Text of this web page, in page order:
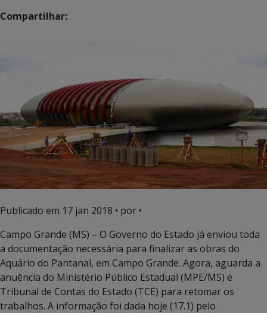
Compartilhar:
Publicado em 17 jan 2018 • por •
Campo Grande (MS) – O Governo do Estado já enviou toda
a documentação necessária para finalizar as obras do
Aquário do Pantanal, em Campo Grande. Agora, aguarda a
anuência do Ministério Público Estadual (MPE/MS) e
Tribunal de Contas do Estado (TCE) para retomar os
trabalhos. A informação foi dada hoje (17.1) pelo